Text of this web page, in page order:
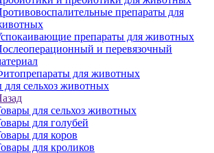
препараты для
препараты для животных
и перевязочный
для животных
для сельхоз животных
для сельхоз животных
для голубей
для коров
для кроликов